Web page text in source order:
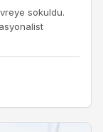
sokuldu.